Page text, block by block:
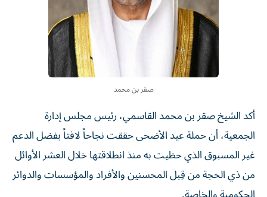
صقر بن محمد
أكد الشيخ صقر بن محمد القاسمي، رئيس مجلس إدارة
الجمعية، أن حملة عيد الأضحى حققت نجاحاً لافتاً بفضل الدعم
غير المسبوق الذي حظيت به منذ انطلاقتها خلال العشر الأوائل
من ذي الحجة من قِبل المحسنين والأفراد والمؤسسات والدوائر